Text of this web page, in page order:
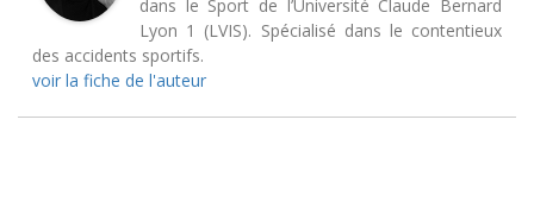
dans le Sport de l’Université Claude Bernard
Lyon 1 (LVIS). Spécialisé dans le contentieux
des accidents sportifs.
voir la fiche de l'auteur